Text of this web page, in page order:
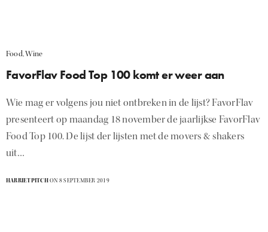
Food,Wine
FavorFlav Food Top 100 komt er weer aan
Wie mag er volgens jou niet ontbreken in de lijst? FavorFlav
presenteert op maandag 18 november de jaarlijkse FavorFlav
Food Top 100. De lijst der lijsten met de movers & shakers
uit…
HARRIETPITCHON 8 SEPTEMBER 2019